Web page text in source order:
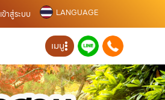
เข้าสู่ระบบ LANGUAGE
เมนู